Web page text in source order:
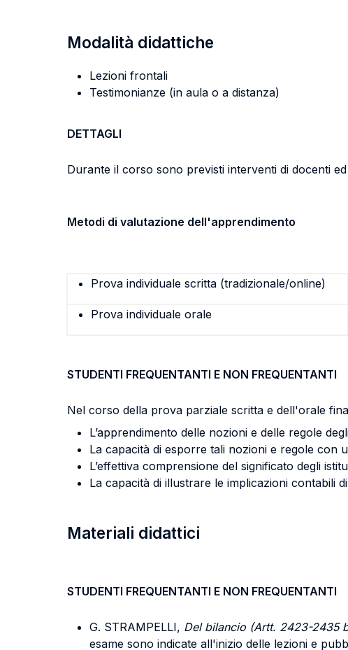
Modalità didattiche
Lezioni frontali
Testimonianze (in aula o a distanza)
DETTAGLI
Durante il corso sono previsti interventi di docenti
Metodi di valutazione dell'apprendimento
Prova individuale scritta (tradizionale/online)
Prova individuale orale
STUDENTI FREQUENTANTI E NON FREQUENTANTI
Nel corso della prova parziale scritta e dell'orale
L’apprendimento delle nozioni e delle regole
La capacità di esporre tali nozioni e regole con
L’effettiva comprensione del significato degli
La capacità di illustrare le implicazioni contabili
Materiali didattici
STUDENTI FREQUENTANTI E NON FREQUENTANTI
G. STRAMPELLI, Del bilancio (Artt. 2423-2435
esame sono indicate all'inizio delle lezioni e